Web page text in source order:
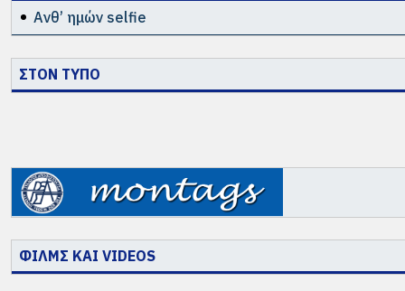
Ανθ’ ημών selfie
ΣΤΟΝ ΤΥΠΟ
ΦΙΛΜΣ ΚΑΙ VIDEOS